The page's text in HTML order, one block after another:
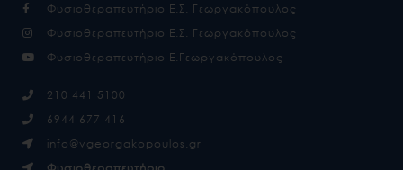
Φυσιοθεραπευτήριο Ε.Σ. Γεωργακόπουλος
Φυσιοθεραπευτήριο Ε.Σ. Γεωργακόπουλος
Φυσιοθεραπευτήριο Ε.Γεωργακόπουλος
210 441 5100
6944 677 416
info@vgeorgakopoulos.gr